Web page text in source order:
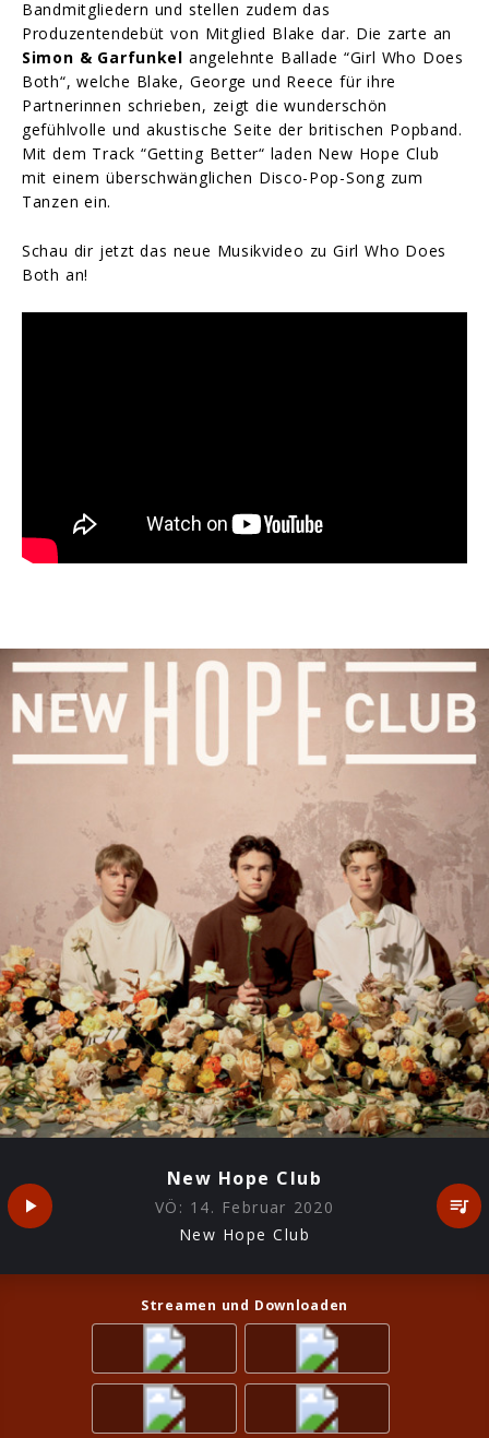
Bandmitgliedern und stellen zudem das
Produzentendebüt von Mitglied Blake dar. Die zarte an
Simon & Garfunkel angelehnte Ballade “Girl Who Does
Both“, welche Blake, George und Reece für ihre
Partnerinnen schrieben, zeigt die wunderschön
gefühlvolle und akustische Seite der britischen Popband.
Mit dem Track “Getting Better“ laden New Hope Club
mit einem überschwänglichen Disco-Pop-Song zum
Tanzen ein.
Schau dir jetzt das neue Musikvideo zu Girl Who Does
Both an!
New Hope Club
VÖ: 14. Februar 2020
New Hope Club
Streamen und Downloaden